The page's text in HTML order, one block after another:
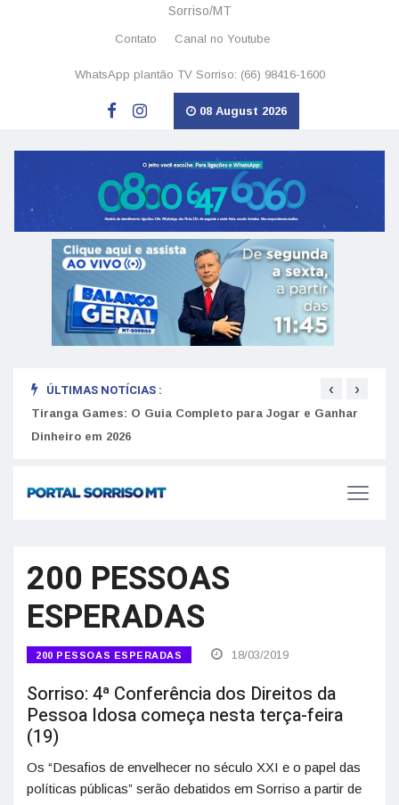
Sorriso/MT
Contato Canal no Youtube
WhatsApp plantão TV Sorriso: (66) 98416-1600
08 August 2026
ÚLTIMAS NOTÍCIAS :
Tiranga Games: O Guia Completo para Jogar e Ganhar
Dinheiro em 2026
‹ ›
200 PESSOAS
ESPERADAS
200 PESSOAS ESPERADAS 18/03/2019
Sorriso: 4ª Conferência dos Direitos da
Pessoa Idosa começa nesta terça-feira
(19)
Os “Desafios de envelhecer no século XXI e o papel das
políticas públicas” serão debatidos em Sorriso a partir de